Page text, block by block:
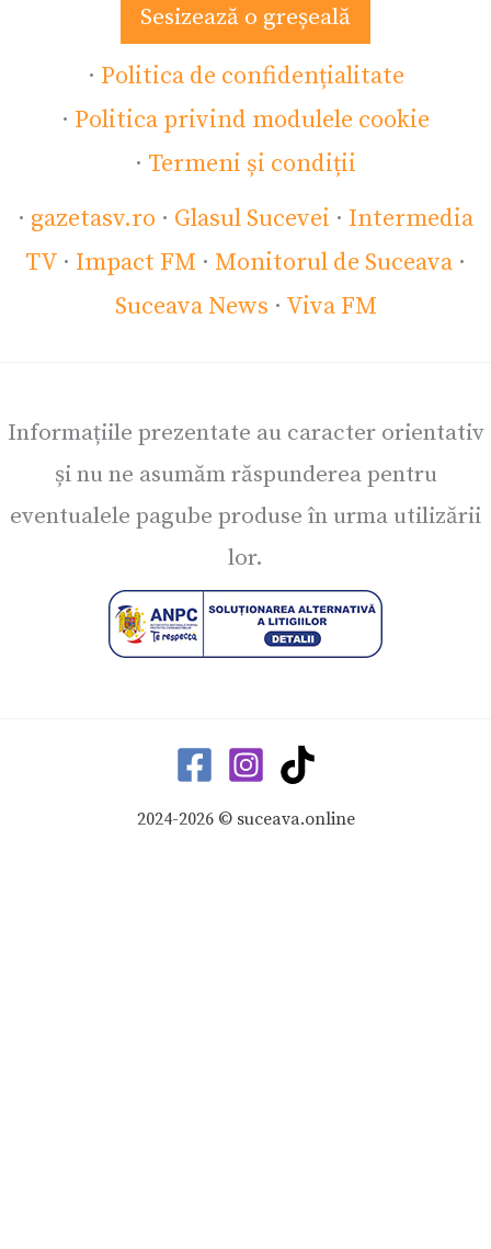
Sesizează o greșeală
· Politica de confidențialitate
· Politica privind modulele cookie
· Termeni și condiții
· gazetasv.ro · Glasul Sucevei · Intermedia
TV · Impact FM · Monitorul de Suceava ·
Suceava News · Viva FM
Informațiile prezentate au caracter orientativ
și nu ne asumăm răspunderea pentru
eventualele pagube produse în urma utilizării
lor.
2024-2026 © suceava.online